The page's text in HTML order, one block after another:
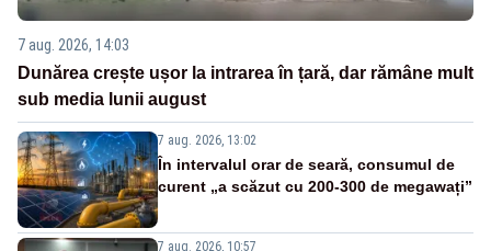
7 aug. 2026, 14:03
Dunărea crește ușor la intrarea în țară, dar rămâne mult
sub media lunii august
7 aug. 2026, 13:02
În intervalul orar de seară, consumul de
curent „a scăzut cu 200-300 de megawați”
7 aug. 2026, 10:57